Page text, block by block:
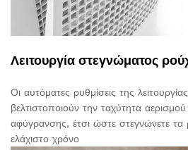
Λειτουργία στεγνώματος
Οι αυτόματες ρυθμίσεις της
βελτιστοποιούν την ταχύτητα
αφύγρανσης, έτσι ώστε στεγνώνετε
ελάχιστο χρόνο